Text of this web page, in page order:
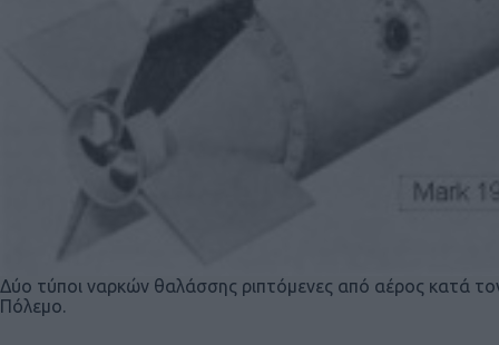
Δύο τύποι ναρκών θαλάσσης ριπτόμενες από αέρος κατά
Πόλεμο.